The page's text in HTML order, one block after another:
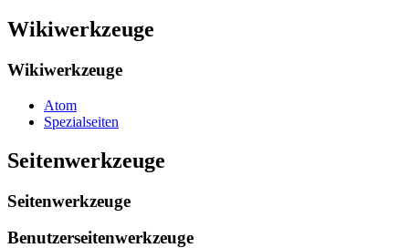
Wikiwerkzeuge
Wikiwerkzeuge
Atom
Spezialseiten
Seitenwerkzeuge
Seitenwerkzeuge
Benutzerseitenwerkzeuge